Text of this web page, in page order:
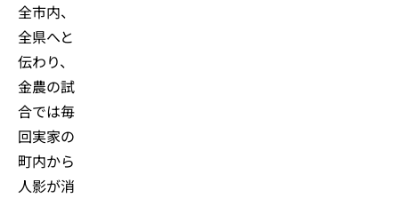
全市内、
全県へと
伝わり、
金農の試
合では毎
回実家の
町内から
人影が消